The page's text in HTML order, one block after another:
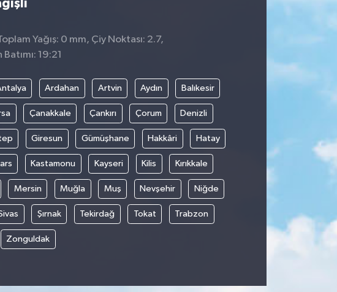
Yağış: 0 mm, Çiy Noktası: 2.7,
19:21
Ardahan Artvin Aydın Balıkesir
Çanakkale Çankırı Çorum Denizli
Giresun Gümüşhane Hakkâri Hatay
Kastamonu Kayseri Kilis Kırıkkale
Mersin Muğla Muş Nevşehir Niğde
Şırnak Tekirdağ Tokat Trabzon
Zonguldak